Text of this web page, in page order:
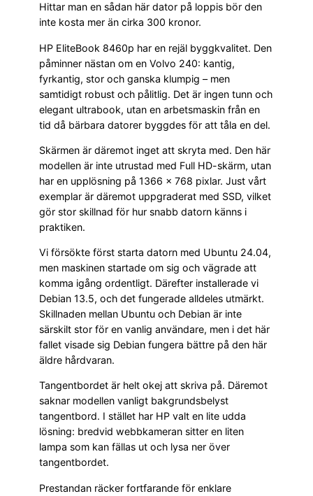
Hittar man en sådan här dator på loppis bör den
inte kosta mer än cirka 300 kronor.
HP EliteBook 8460p har en rejäl byggkvalitet. Den
påminner nästan om en Volvo 240: kantig,
fyrkantig, stor och ganska klumpig – men
samtidigt robust och pålitlig. Det är ingen tunn och
elegant ultrabook, utan en arbetsmaskin från en
tid då bärbara datorer byggdes för att tåla en del.
Skärmen är däremot inget att skryta med. Den här
modellen är inte utrustad med Full HD-skärm, utan
har en upplösning på 1366 × 768 pixlar. Just vårt
exemplar är däremot uppgraderat med SSD, vilket
gör stor skillnad för hur snabb datorn känns i
praktiken.
Vi försökte först starta datorn med Ubuntu 24.04,
men maskinen startade om sig och vägrade att
komma igång ordentligt. Därefter installerade vi
Debian 13.5, och det fungerade alldeles utmärkt.
Skillnaden mellan Ubuntu och Debian är inte
särskilt stor för en vanlig användare, men i det här
fallet visade sig Debian fungera bättre på den här
äldre hårdvaran.
Tangentbordet är helt okej att skriva på. Däremot
saknar modellen vanligt bakgrundsbelyst
tangentbord. I stället har HP valt en lite udda
lösning: bredvid webbkameran sitter en liten
lampa som kan fällas ut och lysa ner över
tangentbordet.
Prestandan räcker fortfarande för enklare